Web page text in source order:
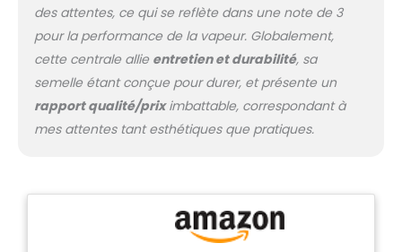
des attentes, ce qui se reflète dans une note de 3
pour la performance de la vapeur. Globalement,
cette centrale allie entretien et durabilité, sa
semelle étant conçue pour durer, et présente un
rapport qualité/priximbattable, correspondant à
mes attentes tant esthétiques que pratiques.